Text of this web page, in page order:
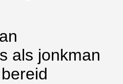
als jonkman